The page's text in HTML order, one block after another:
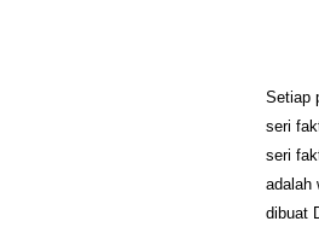
Setiap
seri
seri
adalah
dibuat